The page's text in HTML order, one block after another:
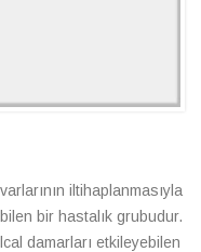
iltihaplanmasıyla
bir hastalık grubudur.
damarları etkileyebilen